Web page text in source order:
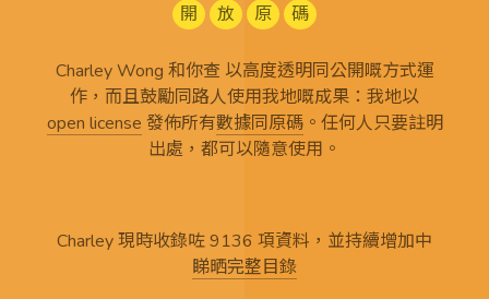
開
放 原 碼
Charley Wong 和你查 以高度透明同公開嘅方式運
作，而且鼓勵同路人使用我地嘅成果：我地以
open license 發佈所有數據同原碼。任何人只要註明
出處，都可以隨意使用。
Charley 現時收錄咗 9136 項資料，並持續增加中
睇晒完整目錄